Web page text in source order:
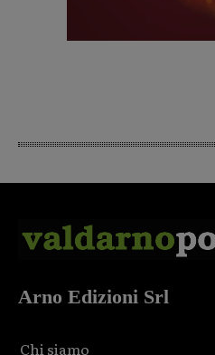
Arno Edizioni Srl
Chi siamo